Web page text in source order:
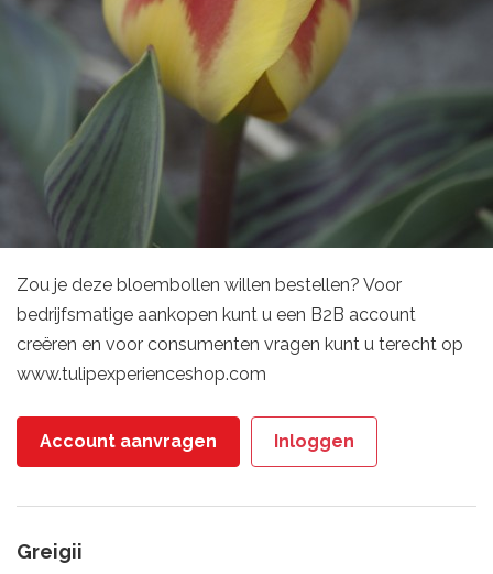
Zou je deze bloembollen willen bestellen? Voor
bedrijfsmatige aankopen kunt u een B2B account
creëren en voor consumenten vragen kunt u terecht op
www.tulipexperienceshop.com
Account aanvragen Inloggen
Greigii